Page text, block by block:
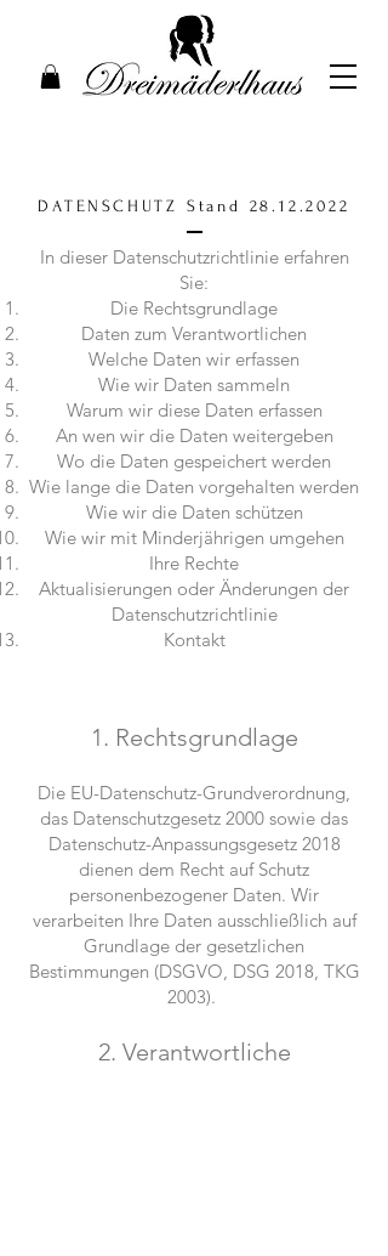
DATENSCHUTZ Stand 28.12.2022
In dieser Datenschutzrichtlinie erfahren
Sie:
Die Rechtsgrundlage
Daten zum Verantwortlichen
Welche Daten wir erfassen
Wie wir Daten sammeln
Warum wir diese Daten erfassen
An wen wir die Daten weitergeben
Wo die Daten gespeichert werden
Wie lange die Daten vorgehalten werden
Wie wir die Daten schützen
Wie wir mit Minderjährigen umgehen
Ihre Rechte
Aktualisierungen oder Änderungen der
Datenschutzrichtlinie
Kontakt
1. Rechtsgrundlage
Die EU-Datenschutz-Grundverordnung,
das Datenschutzgesetz 2000 sowie das
Datenschutz-Anpassungsgesetz 2018
dienen dem Recht auf Schutz
personenbezogener Daten. Wir
verarbeiten Ihre Daten ausschließlich auf
Grundlage der gesetzlichen
Bestimmungen (DSGVO, DSG 2018, TKG
2003).
​2. Verantwortliche